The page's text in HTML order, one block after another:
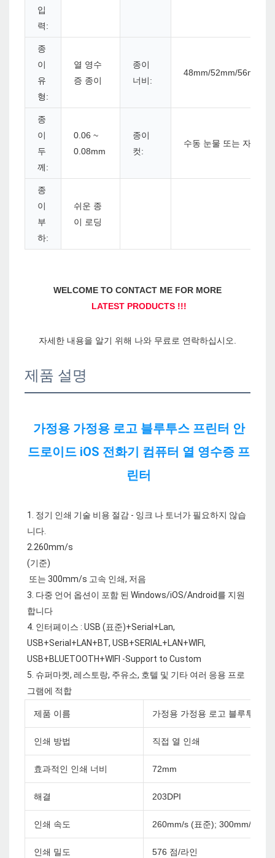
입
력:
종
이
유
형:
열 영수
증 종이
종이
너비:
48mm/52mm/56mm/
종
이
두
께:
0.06 ~
0.08mm
종이
컷:
수동 눈물 또는 자동 커
종
이
부
하:
쉬운 종
이 로딩
제품 설명
가정용 가정용 로고 블루투스 프린터 안
드로이드 iOS 전화기 컴퓨터 열 영수증 프
1. 정기 인쇄 기술 비용 절감 - 잉크 나 토너가 필요하지 않습
니다.
3. 다중 언어 옵션이 포함 된 Windows/iOS/Android를 지원
합니다
4. 인터페이스 : USB (표준)+Serial+Lan,
USB+Serial+LAN+BT, USB+SERIAL+LAN+WIFI,
USB+BLUETOOTH+WIFI -Support to Custom
5. 슈퍼마켓, 레스토랑, 주유소, 호텔 및 기타 여러 응용 프로
제품 이름 가정용 가정용 로고 블루투스
인쇄 방법 직접 열 인쇄
효과적인 인쇄 너비 72mm
해결 203DPI
인쇄 속도 260mm/s (표준); 300mm/s
인쇄 밀도 576 점/라인